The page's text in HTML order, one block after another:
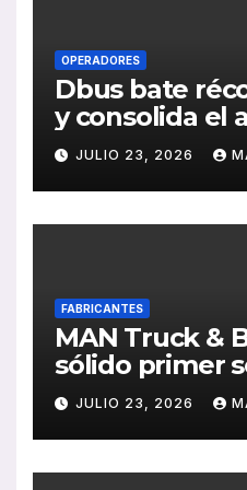
OPERADORES
Dbus bate
y consolida el
transporte
Sebastián
JULIO 23, 2026
FABRICANTES
MAN Truck &
sólido primer
2026 con
ventas, pedidos
rentabilidad
JULIO 23, 2026